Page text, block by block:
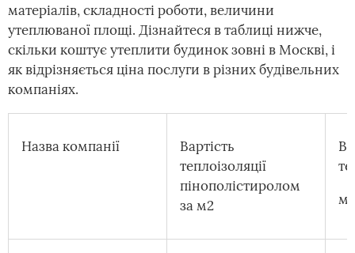
матеріалів, складності роботи, величини
утеплюваної площі. Дізнайтеся в таблиці нижче,
скільки коштує утеплити будинок зовні в Москві, і
як відрізняється ціна послуги в різних будівельних
компаніях.
Назва компанії
Вартість
теплоізоляції
пінополістиролом
за м2